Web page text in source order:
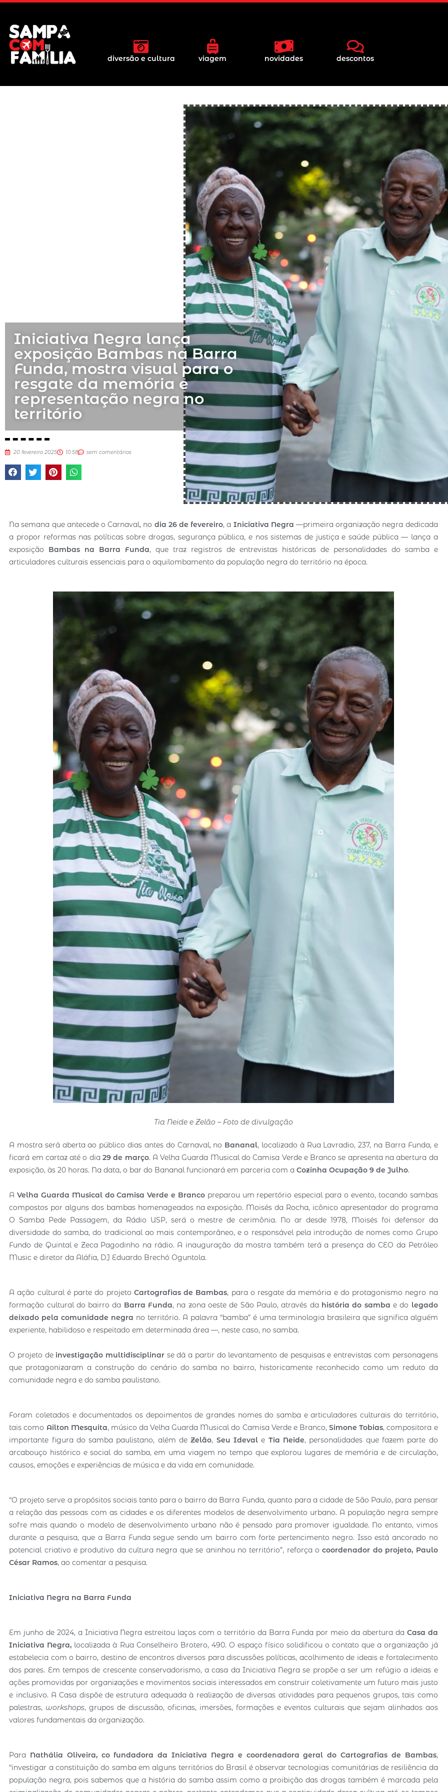
diversão e cultura viagem novidades descontos
Iniciativa Negra lança
exposição Bambas na Barra
Funda, mostra visual para o
resgate da memória e
representação negra no
território
20 fevereiro 2025 10:58 sem comentários
Na semana que antecede o Carnaval, no dia 26 de fevereiro, a Iniciativa Negra —primeira organização negra dedicada
a propor reformas nas políticas sobre drogas, segurança pública, e nos sistemas de justiça e saúde pública — lança a
exposição Bambas na Barra Funda, que traz registros de entrevistas históricas de personalidades do samba e
articuladores culturais essenciais para o aquilombamento da população negra do território na época.
Tia Neide e Zelão – Foto de divulgação
A mostra será aberta ao público dias antes do Carnaval, no Bananal, localizado à Rua Lavradio, 237, na Barra Funda, e
ficará em cartaz até o dia 29 de março. A Velha Guarda Musical do Camisa Verde e Branco se apresenta na abertura da
exposição, às 20 horas. Na data, o bar do Bananal funcionará em parceria com aCozinha Ocupação 9 de Julho.
AVelha Guarda Musical do Camisa Verde e Brancopreparou um repertório especial para o evento, tocando sambas
compostos por alguns dos bambas homenageados na exposição. Moisés da Rocha, icônico apresentador do programa
O Samba Pede Passagem, da Rádio USP, será o mestre de cerimônia. No ar desde 1978, Moisés foi defensor da
diversidade do samba, do tradicional ao mais contemporâneo, e o responsável pela introdução de nomes como Grupo
Fundo de Quintal e Zeca Pagodinho na rádio. A inauguração da mostra também terá a presença do CEO da Petróleo
Music e diretor da Aláfia, DJ Eduardo Brechó Oguntola.
A ação cultural é parte do projeto Cartografias de Bambas, para o resgate da memória e do protagonismo negro na
formação cultural do bairro da Barra Funda, na zona oeste de São Paulo, através da história do samba e do legado
deixado pela comunidade negra no território. A palavra “bamba” é uma terminologia brasileira que significa alguém
experiente, habilidoso e respeitado em determinada área —, neste caso, no samba.
O projeto de investigação multidisciplinar se dá a partir do levantamento de pesquisas e entrevistas com personagens
que protagonizaram a construção do cenário do samba no bairro, historicamente reconhecido como um reduto da
comunidade negra e do samba paulistano.
Foram coletados e documentados os depoimentos de grandes nomes do samba e articuladores culturais do território,
tais como Ailton Mesquita, músico da Velha Guarda Musical do Camisa Verde e Branco,Simone Tobias, compositora e
importante figura do samba paulistano, além de Zelão, Seu Ideval e Tia Neide, personalidades que fazem parte do
arcabouço histórico e social do samba, em uma viagem no tempo que explorou lugares de memória e de circulação,
causos, emoções e experiências de música e da vida em comunidade.
“O projeto serve a propósitos sociais tanto para o bairro da Barra Funda, quanto para a cidade de São Paulo, para pensar
a relação das pessoas com as cidades e os diferentes modelos de desenvolvimento urbano. A população negra sempre
sofre mais quando o modelo de desenvolvimento urbano não é pensado para promover igualdade. No entanto, vimos
durante a pesquisa, que a Barra Funda segue sendo um bairro com forte pertencimento negro. Isso está ancorado no
potencial criativo e produtivo da cultura negra que se aninhou no território”, reforça ocoordenador do projeto, Paulo
César Ramos, ao comentar a pesquisa.
Iniciativa Negra na Barra Funda
Em junho de 2024, a Iniciativa Negra estreitou laços com o território da Barra Funda por meio da abertura da Casa da
Iniciativa Negra, localizada à Rua Conselheiro Brotero, 490. O espaço físico solidificou o contato que a organização já
estabelecia com o bairro, destino de encontros diversos para discussões políticas, acolhimento de ideais e fortalecimento
dos pares. Em tempos de crescente conservadorismo, a casa da Iniciativa Negra se propõe a ser um refúgio a ideias e
ações promovidas por organizações e movimentos sociais interessados em construir coletivamente um futuro mais justo
e inclusivo. A Casa dispõe de estrutura adequada à realização de diversas atividades para pequenos grupos, tais como
palestras, workshops, grupos de discussão, oficinas, imersões, formações e eventos culturais que sejam alinhados aos
valores fundamentais da organização.
Para Nathália Oliveira, co fundadora da Iniciativa Negra e coordenadora geral do Cartografias de Bambas,
“investigar a constituição do samba em alguns territórios do Brasil é observar tecnologias comunitárias de resiliência da
população negra, pois sabemos que a história do samba assim como a proibição das drogas também é marcada pela